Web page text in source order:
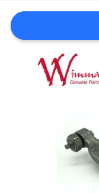
SITUS
KEBIJAKAN
PRIBADI